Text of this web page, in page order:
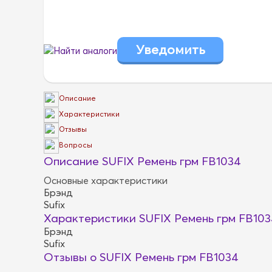
Найти аналоги
Описание
Характеристики
Отзывы
Вопросы
Описание SUFIX Ремень грм FB1034
Основные характеристики
Брэнд
Sufix
Характеристики SUFIX Ремень грм
Брэнд
Sufix
Отзывы о SUFIX Ремень грм FB1034